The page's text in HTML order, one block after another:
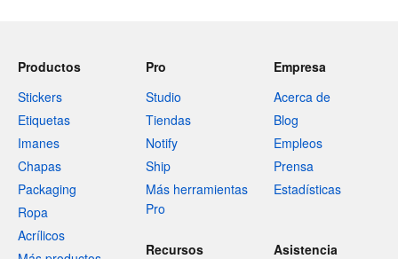
Productos
Stickers
Etiquetas
Imanes
Chapas
Packaging
Ropa
Acrílicos
Pro
Studio
Tiendas
Notify
Ship
Más herramientas
Pro
Empresa
Acerca de
Blog
Empleos
Prensa
Estadísticas
Recursos Asistencia